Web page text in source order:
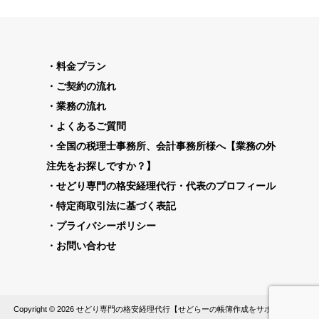
料金プラン
ご契約の流れ
業務の流れ
よくあるご質問
全国の税理士事務所、会計事務所様へ【業務の外
注先をお探しですか？】
せどり専門の格安経理代行・代表のプロフィール
特定商取引法に基づく表記
プライバシーポリシー
お問い合わせ
Copyright © 2026 せどり専門の格安経理代行【せどらーの帳簿作成をサポート】 All